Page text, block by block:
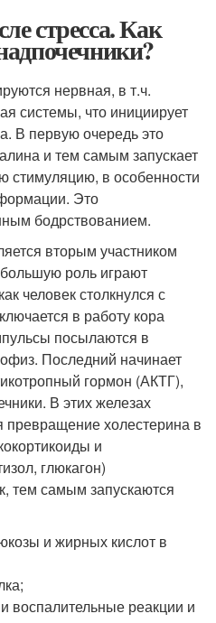
стресса. Как
нервная, в т.ч.
системы, что инициирует
В первую очередь это
и тем самым запускает
стимуляцию, в особенности
Это
бодрствованием.
вторым участником
роль играют
человек столкнулся с
в работу кора
посылаются в
Последний начинает
гормон (АКТГ),
В этих железах
превращение холестерина в
и
глюкагон)
тем самым запускаются
и жирных кислот в
воспалительные реакции и